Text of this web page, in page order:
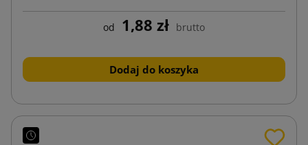
od 1,88 zł brutto
Dodaj do koszyka